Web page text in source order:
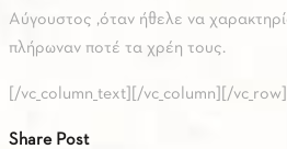
Αύγουστος ,όταν ήθελε να
πλήρωναν ποτέ τα χρέη τους.
[/vc_column_text][/vc_column][/vc_row]
Share Post